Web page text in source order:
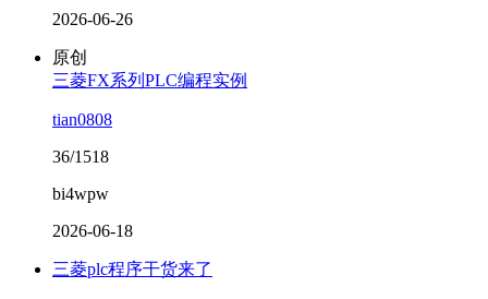
2026-06-26
原创
三菱FX系列PLC编程实例
tian0808
36/1518
bi4wpw
2026-06-18
三菱plc程序干货来了